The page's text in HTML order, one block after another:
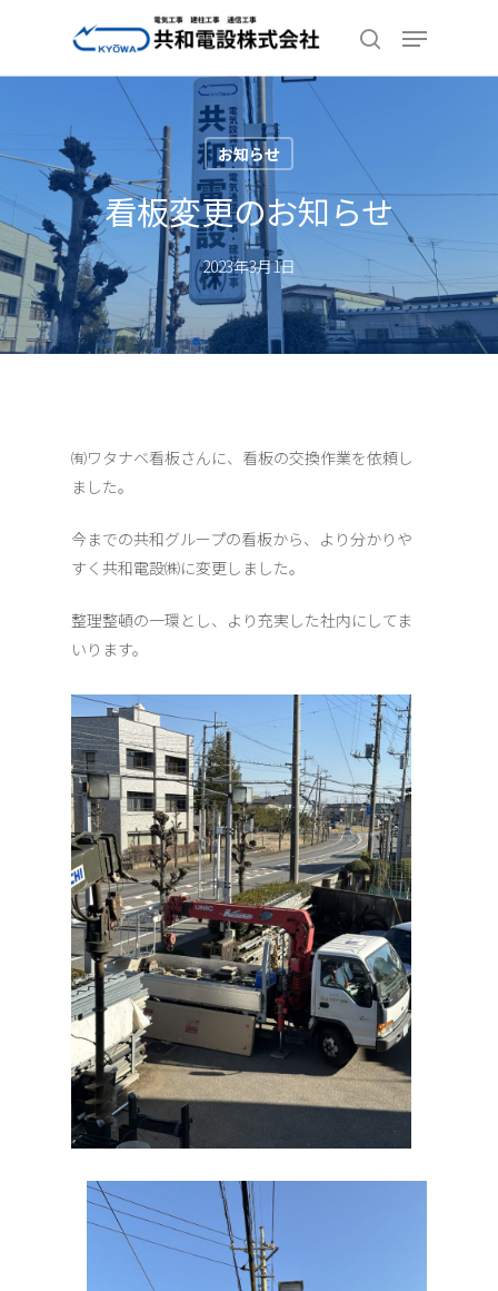
main
search
Menu
お知らせ
看板変更のお知らせ
2023年3月1日
㈲ワタナベ看板さんに、看板の交換作業を依頼し
ました。
今までの共和グループの看板から、より分かりや
すく共和電設㈱に変更しました。
整理整頓の一環とし、より充実した社内にしてま
いります。